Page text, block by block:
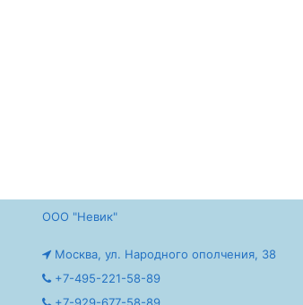
ООО "Невик"
Москва, ул. Народного ополчения, 38
+7-495-221-58-89